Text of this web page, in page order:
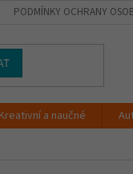
PODMÍNKY OCHRANY
Kreativní a naučné